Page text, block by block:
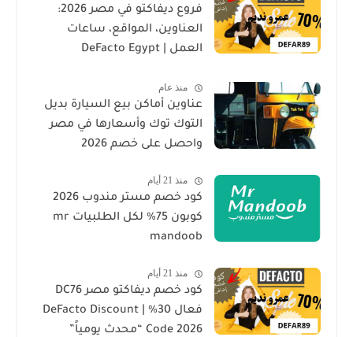
فروع ديفاكتو في مصر 2026:
العناوين، المواقع، ساعات
العمل | DeFacto Egypt
منذ عام
عناوين أماكن بيع السيارة بديل
التوك توك وأسعارها في مصر
واحصل على خصم 2026
منذ 21 أيام
كود خصم مستر مندوب 2026
كوبون 75% لكل الطلبيات mr
mandoob
منذ 21 أيام
كود خصم ديفاكتو مصر DC76
فعال 30% | DeFacto Discount
Code 2026 “محدث يومياً”